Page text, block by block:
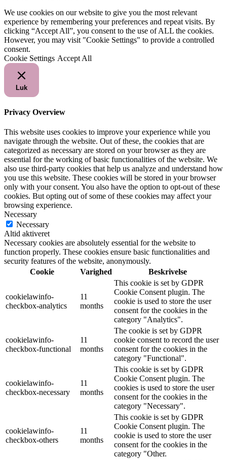
We use cookies on our website to give you the most relevant
experience by remembering your preferences and repeat visits. By
clicking “Accept All”, you consent to the use of ALL the cookies.
However, you may visit "Cookie Settings" to provide a controlled
consent.
Cookie Settings Accept All
Luk
Privacy Overview
This website uses cookies to improve your experience while you
navigate through the website. Out of these, the cookies that are
categorized as necessary are stored on your browser as they are
essential for the working of basic functionalities of the website. We
also use third-party cookies that help us analyze and understand how
you use this website. These cookies will be stored in your browser
only with your consent. You also have the option to opt-out of these
cookies. But opting out of some of these cookies may affect your
browsing experience.
Necessary
Necessary
Altid aktiveret
Necessary cookies are absolutely essential for the website to
function properly. These cookies ensure basic functionalities and
security features of the website, anonymously.
Cookie
Varighed Beskrivelse
cookielawinfo-
checkbox-analytics
11
months
This cookie is set by GDPR
Cookie Consent plugin. The
cookie is used to store the user
consent for the cookies in the
category "Analytics".
cookielawinfo-
checkbox-functional
11
months
The cookie is set by GDPR
cookie consent to record the user
consent for the cookies in the
category "Functional".
cookielawinfo-
checkbox-necessary
11
months
This cookie is set by GDPR
Cookie Consent plugin. The
cookies is used to store the user
consent for the cookies in the
category "Necessary".
cookielawinfo-
checkbox-others
11
months
This cookie is set by GDPR
Cookie Consent plugin. The
cookie is used to store the user
consent for the cookies in the
category "Other.